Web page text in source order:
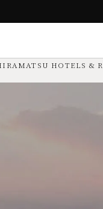
HOTELS &